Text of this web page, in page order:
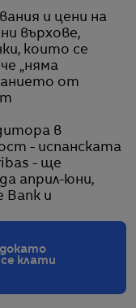
и цени на
върхове,
които се
„няма
от
в
- испанската
- ще
април-юни,
Bank и
клати